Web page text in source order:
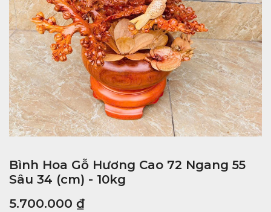
Bình Hoa Gỗ Hương Cao 72 Ngang 55
Sâu 34 (cm) - 10kg
5.700.000 ₫